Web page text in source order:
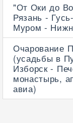
"От Оки до
Рязань -
Муром -
Очарование
(усадьбы в
Изборск -
монастырь,
авиа)